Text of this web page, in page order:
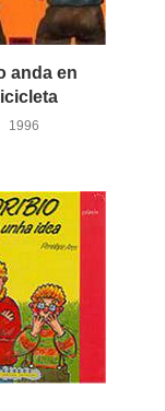
anda en
1996